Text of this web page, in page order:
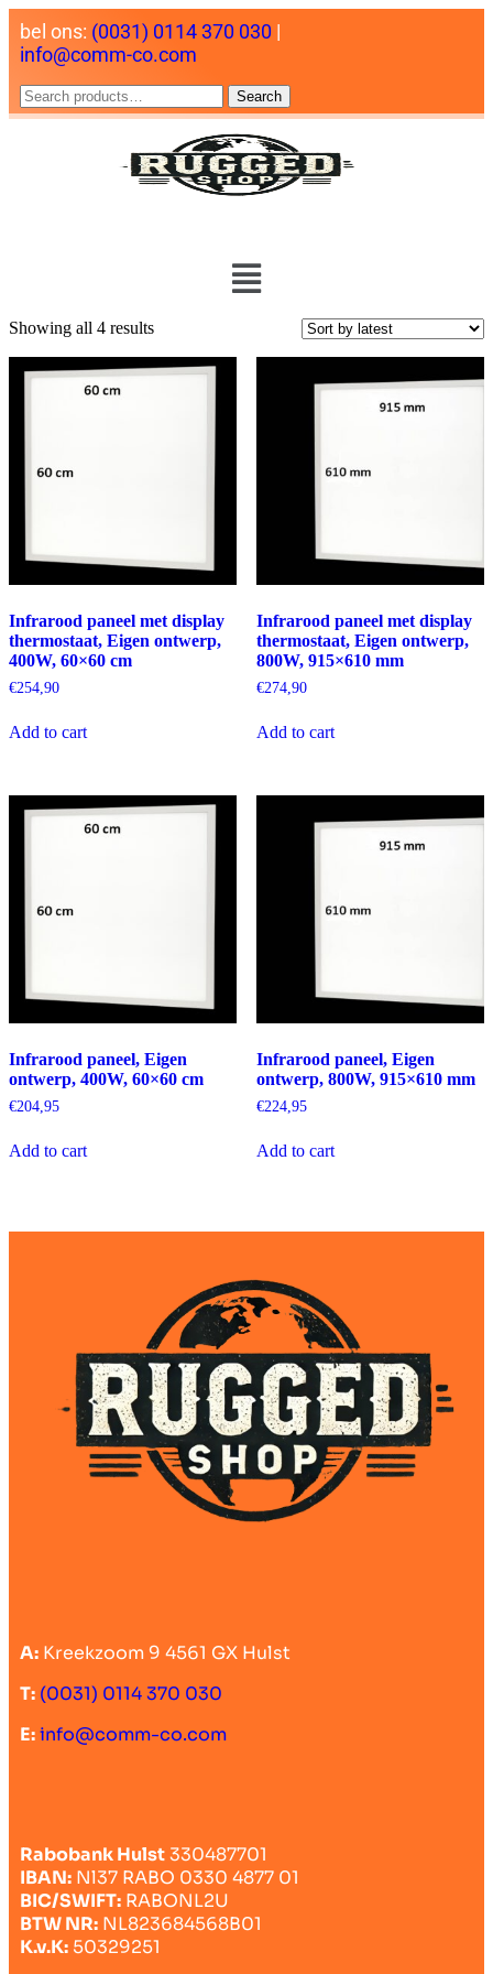
bel ons: (0031) 0114 370 030 |
info@comm-co.com
Search
Showing all 4 results
Infrarood paneel met display
thermostaat, Eigen ontwerp,
400W, 60×60 cm
€254,90
Add to cart
Infrarood paneel met display
thermostaat, Eigen ontwerp,
800W, 915×610 mm
€274,90
Add to cart
Infrarood paneel, Eigen
ontwerp, 400W, 60×60 cm
€204,95
Add to cart
Infrarood paneel, Eigen
ontwerp, 800W, 915×610 mm
€224,95
Add to cart
A: Kreekzoom 9 4561 GX Hulst
T: (0031) 0114 370 030
E:info@comm-co.com
Rabobank Hulst330487701
IBAN: Nl37 RABO 0330 4877 01
BIC/SWIFT: RABONL2U
BTW NR: NL823684568B01
K.v.K: 50329251